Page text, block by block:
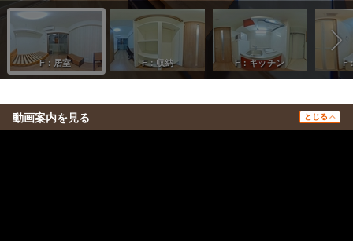
動画案内を見る とじる